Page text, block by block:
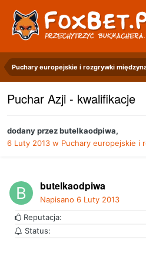
Puchary europejskie i rozgrywki
Puchar Azji - kwalifikacje
dodany przezbutelkaodpiwa,
6 Luty 2013 w Puchary europejskie i
butelkaodpiwa
Napisano 6 Luty 2013
Reputacja:
Status: